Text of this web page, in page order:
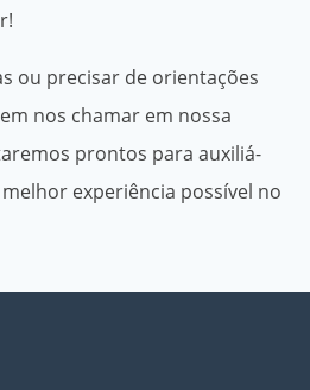
ou precisar de orientações
nos chamar em nossa
prontos para auxiliá-
experiência possível no